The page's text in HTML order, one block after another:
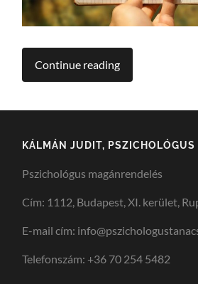
Continue reading
KÁLMÁN JUDIT, PSZICHOLÓGUS
Pszichológus magánrendelés
Cím: 1112, Budapest, XI. kerület,
E-mail cím:
Telefonszám: +36 70 254 5482